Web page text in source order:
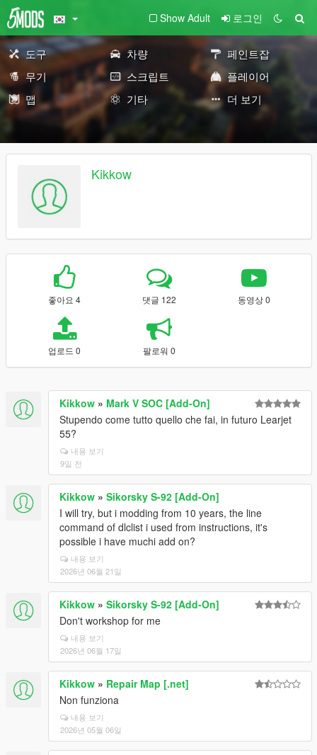
Show Adult 로그인
도구 차량
페인트잡
무기
스크립트
플레이어
맵
기타 더 보기
Kikkow
좋아요 4 댓글 122 동영상 0
업로드 0 팔로워 0
Kikkow » Mark V SOC [Add-On]
Stupendo come tutto quello che fai, in futuro Learjet
55?
내용 보기
9일 전
Kikkow » Sikorsky S-92 [Add-On]
I will try, but i modding from 10 years, the line
command of dlclist i used from instructions, it's
possible i have muchi add on?
내용 보기
2026년 06월 21일
Kikkow » Sikorsky S-92 [Add-On]
Don't workshop for me
내용 보기
2026년 06월 17일
Kikkow » Repair Map [.net]
Non funziona
내용 보기
2026년 05월 06일